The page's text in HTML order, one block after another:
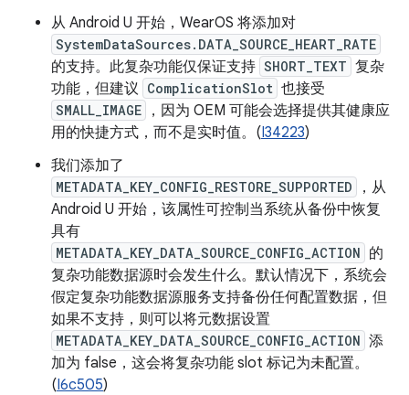
从 Android U 开始，WearOS 将添加对
SystemDataSources.DATA_SOURCE_HEART_RATE
的支持。此复杂功能仅保证支持 SHORT_TEXT 复杂
功能，但建议 ComplicationSlot 也接受
SMALL_IMAGE
，因为 OEM 可能会选择提供其健康应
用的快捷方式，而不是实时值。(I34223)
我们添加了
METADATA_KEY_CONFIG_RESTORE_SUPPORTED
，从
Android U 开始，该属性可控制当系统从备份中恢复
具有
METADATA_KEY_DATA_SOURCE_CONFIG_ACTION 的
复杂功能数据源时会发生什么。默认情况下，系统会
假定复杂功能数据源服务支持备份任何配置数据，但
如果不支持，则可以将元数据设置
METADATA_KEY_DATA_SOURCE_CONFIG_ACTION 添
加为 false，这会将复杂功能 slot 标记为未配置。
(I6c505)